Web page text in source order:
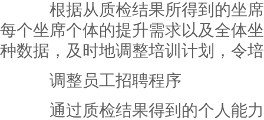
根据从质检结果所得到的坐席
每个坐席个体的提升需求以及全体
种数据，及时地调整培训计划，令
调整员工招聘程序
通过质检结果得到的个人能力